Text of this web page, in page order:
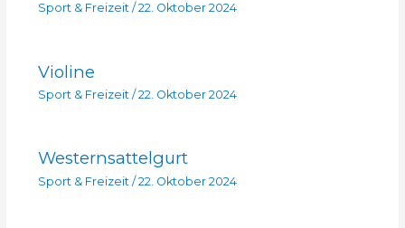
Sport & Freizeit/ 22. Oktober 2024
Violine
Sport & Freizeit/ 22. Oktober 2024
Westernsattelgurt
Sport & Freizeit / 22. Oktober 2024